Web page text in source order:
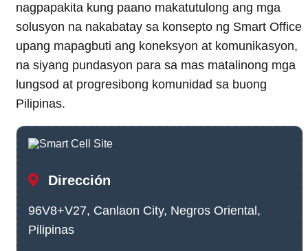
nagpapakita kung paano makatutulong ang mga
solusyon na nakabatay sa konsepto ng Smart Office
upang mapagbuti ang koneksyon at komunikasyon,
na siyang pundasyon para sa mas matalinong mga
lungsod at progresibong komunidad sa buong
Pilipinas.
Dirección
96V8+V27, Canlaon City, Negros Oriental,
Pilipinas